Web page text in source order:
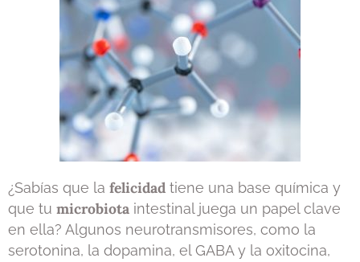
¿Sabías que la felicidad tiene una base química y
que tu microbiota intestinal juega un papel clave
en ella? Algunos neurotransmisores, como la
serotonina, la dopamina, el GABA y la oxitocina,